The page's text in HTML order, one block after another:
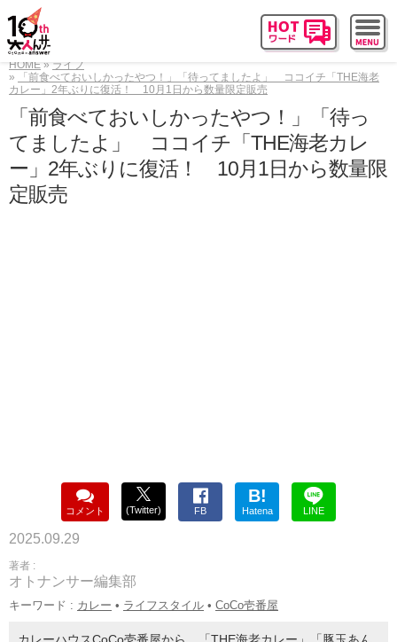
HOME
ライフ
「前食べておいしかったやつ！」「待ってましたよ」 ココイチ「THE海老
カレー」2年ぶりに復活！ 10月1日から数量限定販売
「前食べておいしかったやつ！」「待っ
てましたよ」 ココイチ「THE海老カレ
ー」2年ぶりに復活！ 10月1日から数量限
定販売
コメント (Twitter) FB
B!
Hatena LINE
2025.09.29
著者 :
オトナンサー編集部
キーワード : カレー • ライフスタイル • CoCo壱番屋